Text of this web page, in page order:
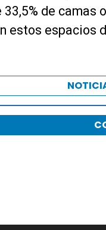
de camas
estos espacios